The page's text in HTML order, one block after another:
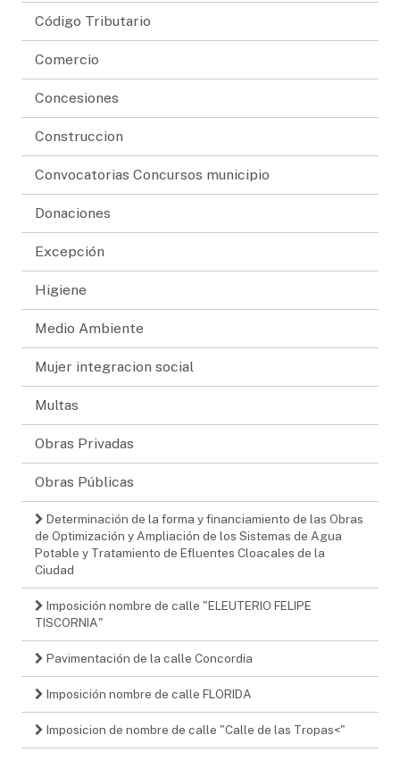
Código Tributario
Comercio
Concesiones
Construccion
Convocatorias Concursos municipio
Donaciones
Excepción
Higiene
Medio Ambiente
Mujer integracion social
Multas
Obras Privadas
Obras Públicas
Determinación de la forma y financiamiento de las Obras
de Optimización y Ampliación de los Sistemas de Agua
Potable y Tratamiento de Efluentes Cloacales de la
Ciudad
Imposición nombre de calle "ELEUTERIO FELIPE
TISCORNIA"
Pavimentación de la calle Concordia
Imposición nombre de calle FLORIDA
Imposicion de nombre de calle "Calle de las Tropas<"